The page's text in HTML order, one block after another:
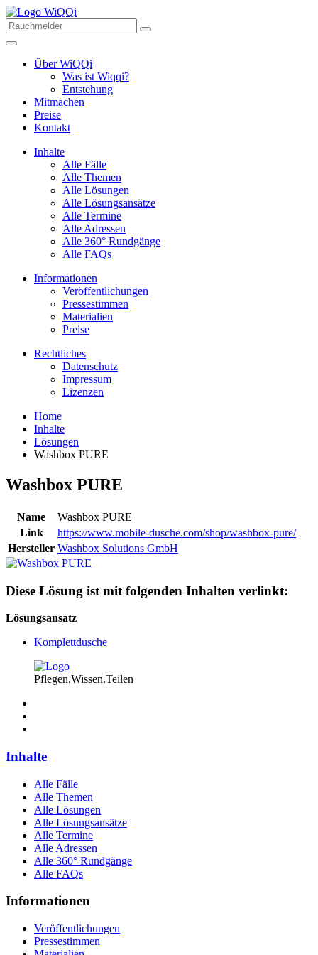
Über WiQQi
Was ist Wiqqi?
Entstehung
Mitmachen
Preise
Kontakt
Inhalte
Alle Fälle
Alle Themen
Alle Lösungen
Alle Lösungsansätze
Alle Termine
Alle Adressen
Alle 360° Rundgänge
Alle FAQs
Informationen
Veröffentlichungen
Pressestimmen
Materialien
Preise
Rechtliches
Datenschutz
Impressum
Lizenzen
Home
Inhalte
Lösungen
Washbox PURE
Washbox PURE
Name
Washbox PURE
Link
https://www.mobile-dusche.com/shop/washbox-pure/
Hersteller Washbox Solutions GmbH
Diese Lösung ist mit folgenden Inhalten verlinkt:
Lösungsansatz
Komplettdusche
Pflegen.Wissen.Teilen
Inhalte
Alle Fälle
Alle Themen
Alle Lösungen
Alle Lösungsansätze
Alle Termine
Alle Adressen
Alle 360° Rundgänge
Alle FAQs
Informationen
Veröffentlichungen
Pressestimmen